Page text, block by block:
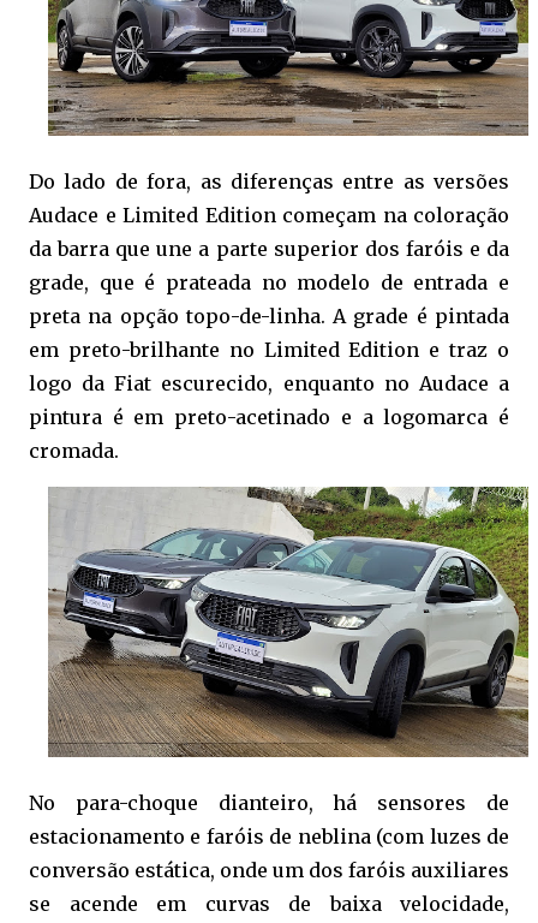
Do lado de fora, as diferenças entre as versões
Audace e Limited Edition começam na coloração
da barra que une a parte superior dos faróis e da
grade, que é prateada no modelo de entrada e
preta na opção topo-de-linha. A grade é pintada
em preto-brilhante no Limited Edition e traz o
logo da Fiat escurecido, enquanto no Audace a
pintura é em preto-acetinado e a logomarca é
cromada.
No para-choque dianteiro, há sensores de
estacionamento e faróis de neblina (com luzes de
conversão estática, onde um dos faróis auxiliares
se acende em curvas de baixa velocidade,